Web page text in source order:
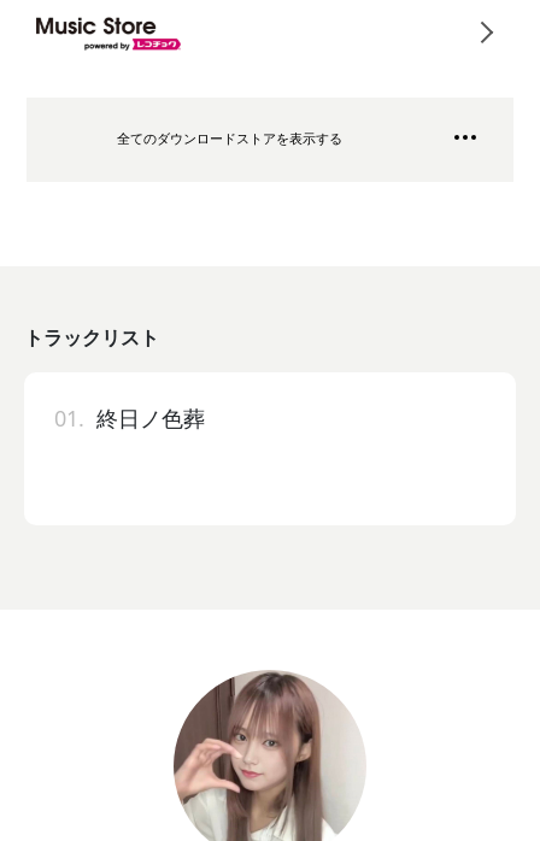
全てのダウンロードストアを表示する
トラックリスト
01. 終日ノ色葬